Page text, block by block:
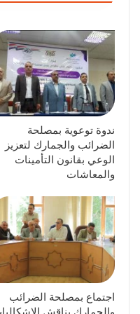
ندوة توعوية بمصلحة
الضرائب والجمارك لتعزيز
الوعي بقانون التأمينات
والمعاشات
اجتماع بمصلحة الضرائب
والجمارك يناقش